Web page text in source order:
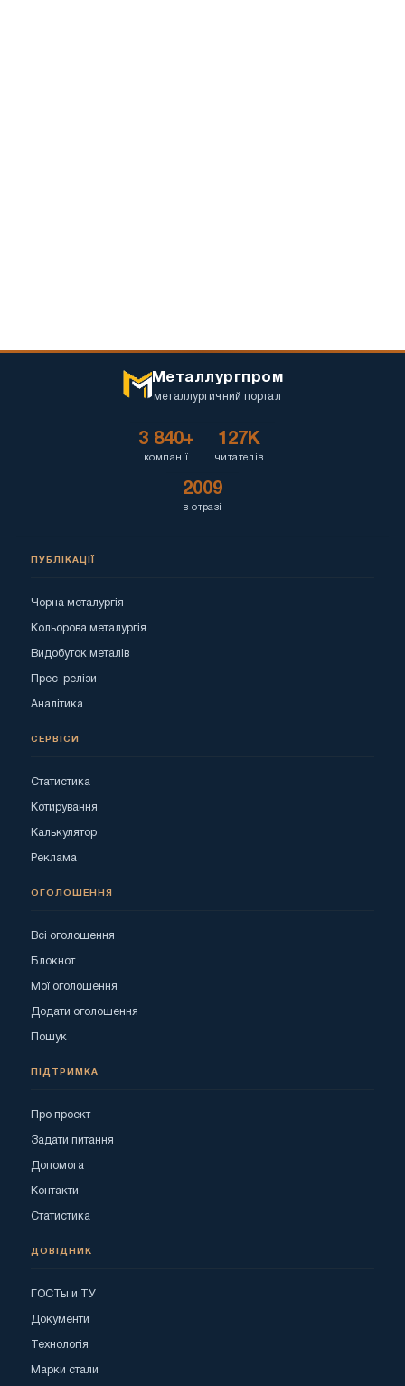
Металлургпром
металлургичний портал
3 840+
компанії
127K
читателів
2009
в отразі
ПУБЛІКАЦІЇ
Чорна металургія
Кольорова металургія
Видобуток металів
Прес-релізи
Аналітика
СЕРВІСИ
Статистика
Котирування
Калькулятор
Реклама
ОГОЛОШЕННЯ
Всі оголошення
Блокнот
Мої оголошення
Додати оголошення
Пошук
ПІДТРИМКА
Про проект
Задати питання
Допомога
Контакти
Статистика
ДОВІДНИК
ГОСТы и ТУ
Документи
Технологія
Марки стали